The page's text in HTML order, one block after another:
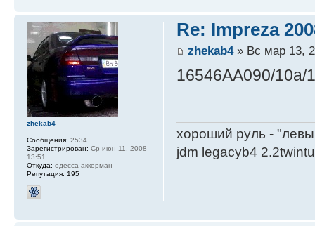
Re: Impreza
zhekab4» Вс мар 13,
16546AA090/10а/
хороший руль -
jdm legacyb4
zhekab4
Сообщения: 2534
Зарегистрирован: Ср июн 11, 2008
13:51
Откуда: одесса-аккерман
Репутация: 195